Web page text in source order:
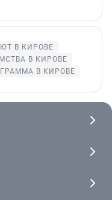
В КИРОВЕ
В КИРОВЕ
В КИРОВЕ